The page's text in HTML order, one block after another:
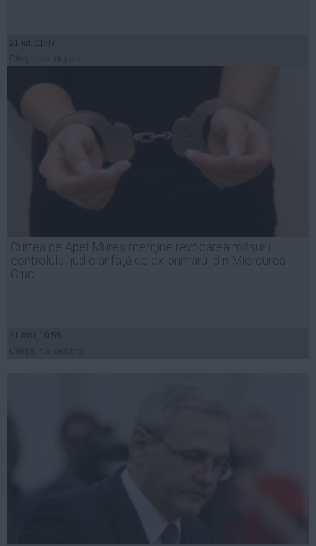
21 iul, 11:07
Curtea de Apel Mureş menţine revocarea măsurii
controlului judiciar faţă de ex-primarul din Miercurea
Ciuc
21 mar, 10:55